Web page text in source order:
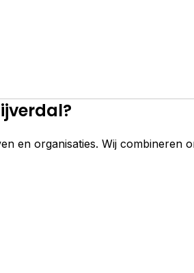
en organisaties. Wij combineren